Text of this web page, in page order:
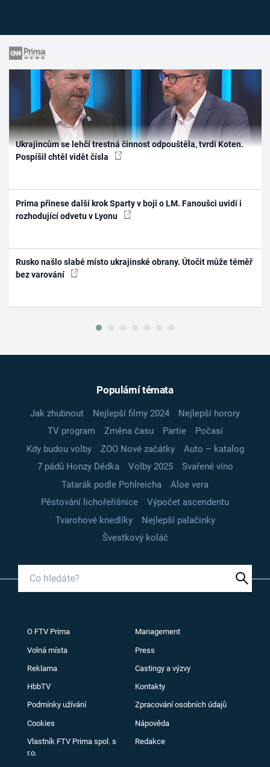
Ukrajincům se lehčí trestná činnost odpouštěla, tvrdí Koten.
Pospíšil chtěl vidět čísla
Prima přinese další krok Sparty v boji o LM. Fanoušci uvidí i
rozhodující odvetu v Lyonu
Rusko našlo slabé místo ukrajinské obrany. Útočit může téměř
bez varování
Populární témata
Jak zhubnout Nejlepší filmy 2024
Nejlepší horory
TV program
Změna času Partie
Počasí
Kdy budou volby
ZOO Nové začátky
Auto – katalog
7 pádů Honzy Dědka
Volby 2025
Svařené víno
Tatarák podle Pohlreicha
Aloe vera
Pěstování lichořeřišnice
Výpočet ascendentu
Tvarohové knedlíky
Nejlepší palačinky
Švestkový koláč
O FTV Prima Management
Volná místa Press
Reklama Castingy a výzvy
HbbTV Kontakty
Podmínky užívání Zpracování osobních údajů
Cookies Nápověda
Vlastník FTV Prima spol. s
r.o.
Redakce